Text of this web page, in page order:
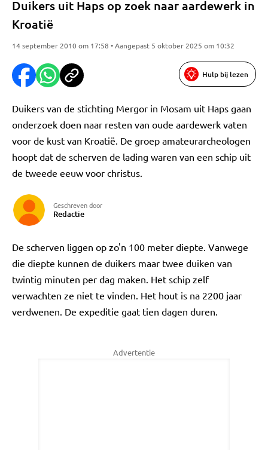
Duikers uit Haps op zoek naar aardewerk in
Kroatië
14 september 2010 om 17:58 • Aangepast 5 oktober 2025 om 10:32
Hulp bij lezen
Duikers van de stichting Mergor in Mosam uit Haps gaan
onderzoek doen naar resten van oude aardewerk vaten
voor de kust van Kroatië. De groep amateurarcheologen
hoopt dat de scherven de lading waren van een schip uit
de tweede eeuw voor christus.
Geschreven door
Redactie
De scherven liggen op zo'n 100 meter diepte. Vanwege
die diepte kunnen de duikers maar twee duiken van
twintig minuten per dag maken. Het schip zelf
verwachten ze niet te vinden. Het hout is na 2200 jaar
verdwenen. De expeditie gaat tien dagen duren.
Advertentie